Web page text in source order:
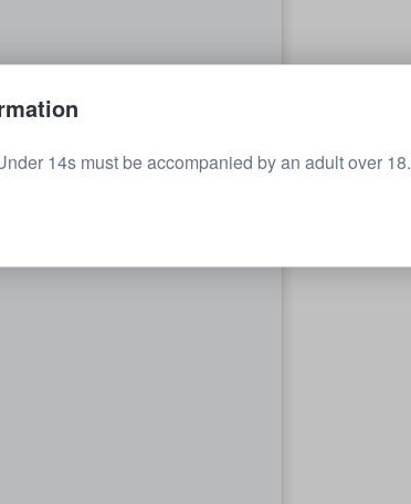
14s must be accompanied by an adult over 18.